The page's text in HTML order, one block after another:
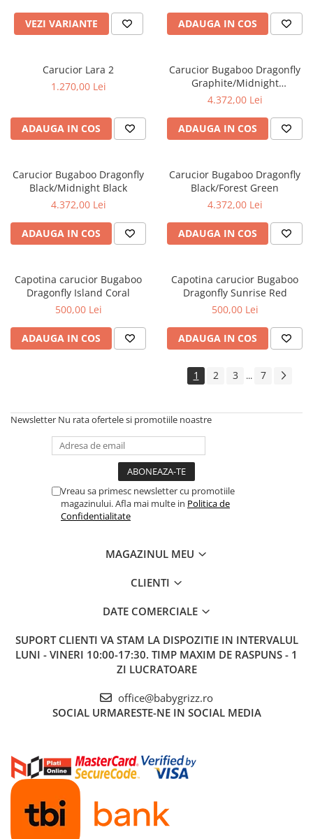
VEZI VARIANTE ADAUGA IN COS
Carucior Lara 2
1.270,00 Lei
ADAUGA IN COS
Carucior Bugaboo Dragonfly
Graphite/Midnight
Black/Skyline Blue
4.372,00 Lei
ADAUGA IN COS
Carucior Bugaboo Dragonfly
Black/Midnight Black
4.372,00 Lei
ADAUGA IN COS
Carucior Bugaboo Dragonfly
Black/Forest Green
4.372,00 Lei
ADAUGA IN COS
Capotina carucior Bugaboo
Dragonfly Island Coral
500,00 Lei
ADAUGA IN COS
Capotina carucior Bugaboo
Dragonfly Sunrise Red
500,00 Lei
ADAUGA IN COS
1 2 3 ... 7
Newsletter Nu rata ofertele si promotiile noastre
Vreau sa primesc newsletter cu promotiile
magazinului. Afla mai multe in Politica de
Confidentialitate
MAGAZINUL MEU
CLIENTI
DATE COMERCIALE
SUPORT CLIENTI VA STAM LA DISPOZITIE IN INTERVALUL
LUNI - VINERI 10:00-17:30. TIMP MAXIM DE RASPUNS - 1
ZI LUCRATOARE
office@babygrizz.ro
SOCIAL URMARESTE-NE IN SOCIAL MEDIA